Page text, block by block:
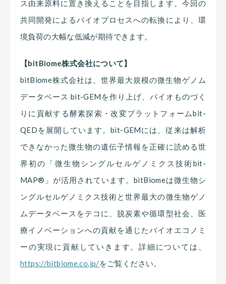
ス由来原料に置き換えることを目指します。今回の
共同開発によるバイオプロセスへの転換により、環
境負荷の大幅な低減が期待できます。
【bitBiome株式会社について】
bitBiome株式会社は、世界最大規模の微生物ゲノム
データベース bit-GEMを作り上げ、バイオものづく
りに貢献する酵素探索・改変プラットフォームbit-
QEDを展開しています。bit-GEMには、従来は解析
できなかった微生物の遺伝子情報を正確に読める世
界初の「微生物シングルセルゲノミクス技術bit-
MAP®」が活用されています。bitBiomeは微生物シ
ングルセルゲノミクス技術と世界最大の微生物ゲノ
ムデータベースをテコに、脱炭素や循環型社会、医
療イノベーションへの貢献を通じたバイオエコノミ
ーの実現に貢献していきます。詳細については、
https://bitbiome.co.jp/をご覧ください。